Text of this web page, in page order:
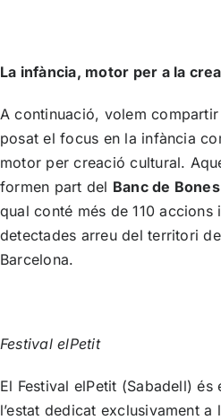
La infància, motor per a la
A continuació, volem
posat el focus en la infància
motor per creació cultural.
formen part del Banc de
qual conté més de 110
detectades arreu del territori
Barcelona.
Festival elPetit
El Festival elPetit (Sabadell) és
l’estat dedicat exclusivament